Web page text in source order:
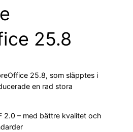
25.8
25.8, som släpptes i
en rad stora
2.0 – med bättre kvalitet och